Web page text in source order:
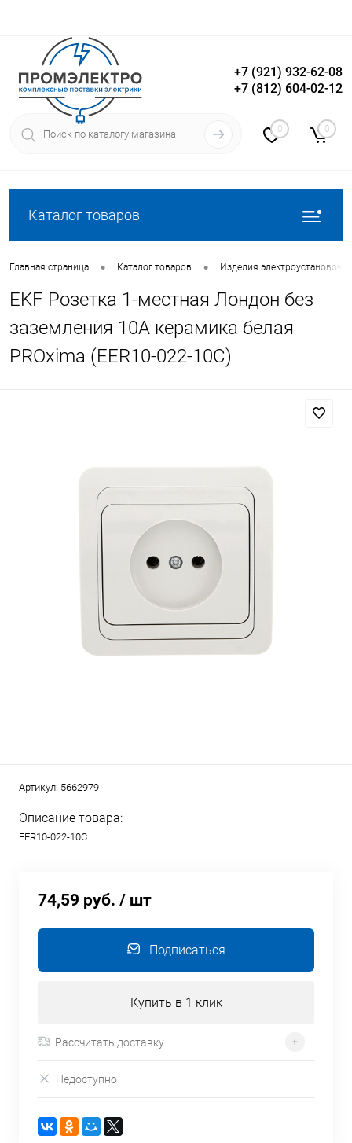
Вход Регистрация
+7 (921) 932-62-08
+7 (812) 604-02-12
0 0
Каталог товаров
Главная страница • Каталог товаров • Изделия
EKF Розетка 1-местная Лондон без
заземления 10А керамика белая
PROxima (EER10-022-10C)
Артикул: 5662979
Описание товара:
EER10-022-10C
74,59 руб. / шт
Подписаться
Купить в 1 клик
Рассчитать доставку
Недоступно